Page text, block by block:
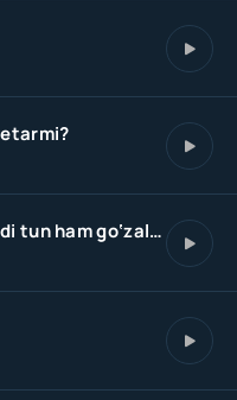
xotiralar bo‘lmasa edi tun ham go‘zal bo‘lar aslida